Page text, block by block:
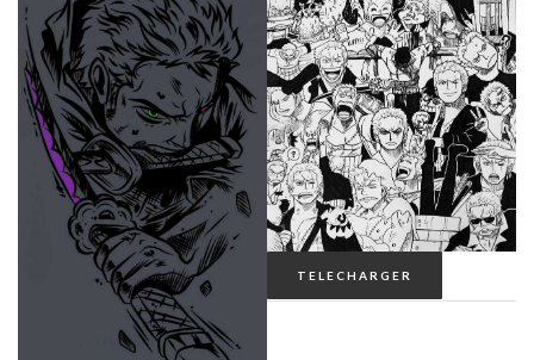
TELECHARGER